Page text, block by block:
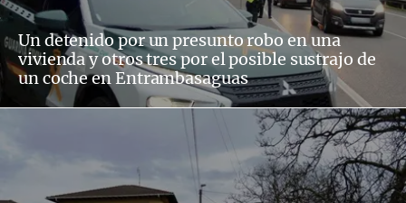
Un detenido por un presunto robo en una
vivienda y otros tres por el posible sustrajo de
un coche en Entrambasaguas